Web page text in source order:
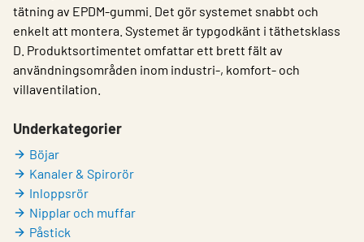
Kontakt
Logga in
Choose languge
Sweden
tätning av EPDM-gummi. Det gör systemet snabbt och
enkelt att montera. Systemet är typgodkänt i täthetsklass
D. Produktsortimentet omfattar ett brett fält av
användningsområden inom industri-, komfort- och
villaventilation.
Underkategorier
Böjar
Kanaler & Spirorör
Inloppsrör
Nipplar och muffar
Påstick